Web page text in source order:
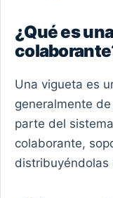
¿Qué es
Una vigueta es
generalmente
parte del
colaborante,
distribuyéndolas